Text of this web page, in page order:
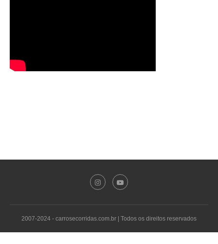
2007-2024 - carrosecorridas.com.br | Todos os direitos reservados